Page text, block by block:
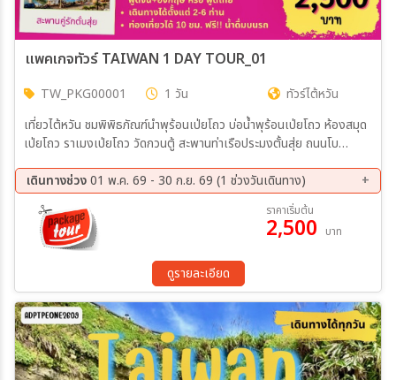
ถึงวันที่
เฉพาะเดือน
เฉพาะเทศกาล
ค้นหา
แพคเกจทัวร์ TAIWAN 1 DAY TOUR_01
TW_PKG00001 1 วัน
ทัวร์ไต้หวัน
เที่ยวไต้หวัน ชมพิพิธภัณฑ์นำพุร้อนเป่ยโถว บ่อน้ำพุร้อนเป่ยโถว ห้องสมุด
เป่ยโถว ราเมงเป่ยโถว วัดกวนตู้ สะพานท่าเรือประมงตั้นสุ่ย ถนนโบ
เดินทางช่วง01 พ.ค. 69 - 30 ก.ย. 69 (1 ช่วงวันเดินทาง)
ราคาเริ่มต้น
2,500 บาท
ดูรายละเอียด